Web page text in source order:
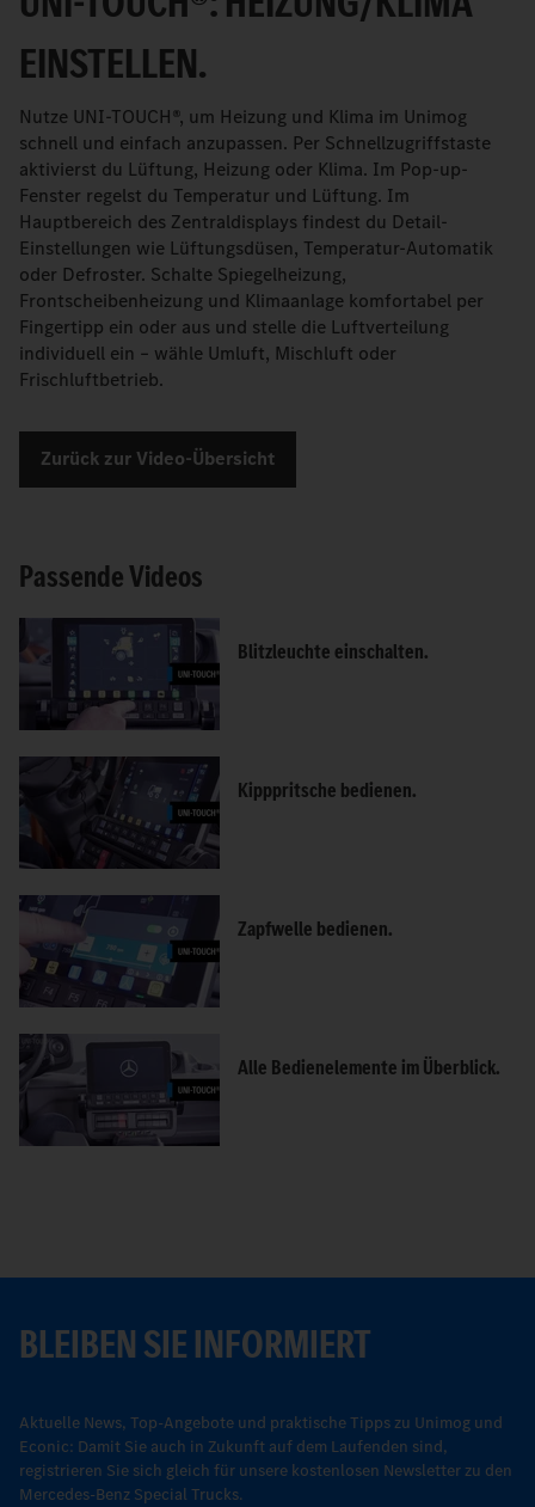
EINSTELLEN.
Nutze UNI-TOUCH®, um Heizung und Klima im Unimog
schnell und einfach anzupassen. Per Schnellzugriffstaste
aktivierst du Lüftung, Heizung oder Klima. Im Pop-up-
Fenster regelst du Temperatur und Lüftung. Im
Hauptbereich des Zentraldisplays findest du Detail-
Einstellungen wie Lüftungsdüsen, Temperatur-Automatik
oder Defroster. Schalte Spiegelheizung,
Frontscheibenheizung und Klimaanlage komfortabel per
Fingertipp ein oder aus und stelle die Luftverteilung
individuell ein – wähle Umluft, Mischluft oder
Frischluftbetrieb.
Zurück zur Video-Übersicht
Passende Videos
Blitzleuchte einschalten.
Kipppritsche bedienen.
Zapfwelle bedienen.
Alle Bedienelemente im Überblick.
BLEIBEN SIE INFORMIERT
Aktuelle News, Top-Angebote und praktische Tipps zu Unimog und
Econic: Damit Sie auch in Zukunft auf dem Laufenden sind,
registrieren Sie sich gleich für unsere kostenlosen Newsletter zu den
Mercedes-Benz Special Trucks.